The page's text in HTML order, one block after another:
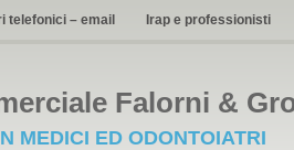
telefonici – email Irap e professionisti
Falorni &
MEDICI ED ODONTOIATRI